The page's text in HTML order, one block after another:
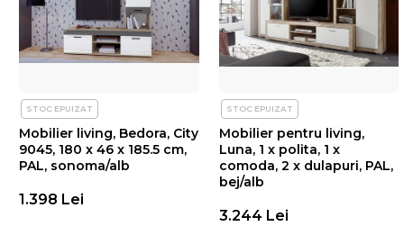
STOC EPUIZAT
Mobilier living, Bedora, City
9045, 180 x 46 x 185.5 cm,
PAL, sonoma/alb
1.398 Lei
STOC EPUIZAT
Mobilier pentru living,
Luna, 1 x polita, 1 x
comoda, 2 x dulapuri, PAL,
bej/alb
3.244 Lei